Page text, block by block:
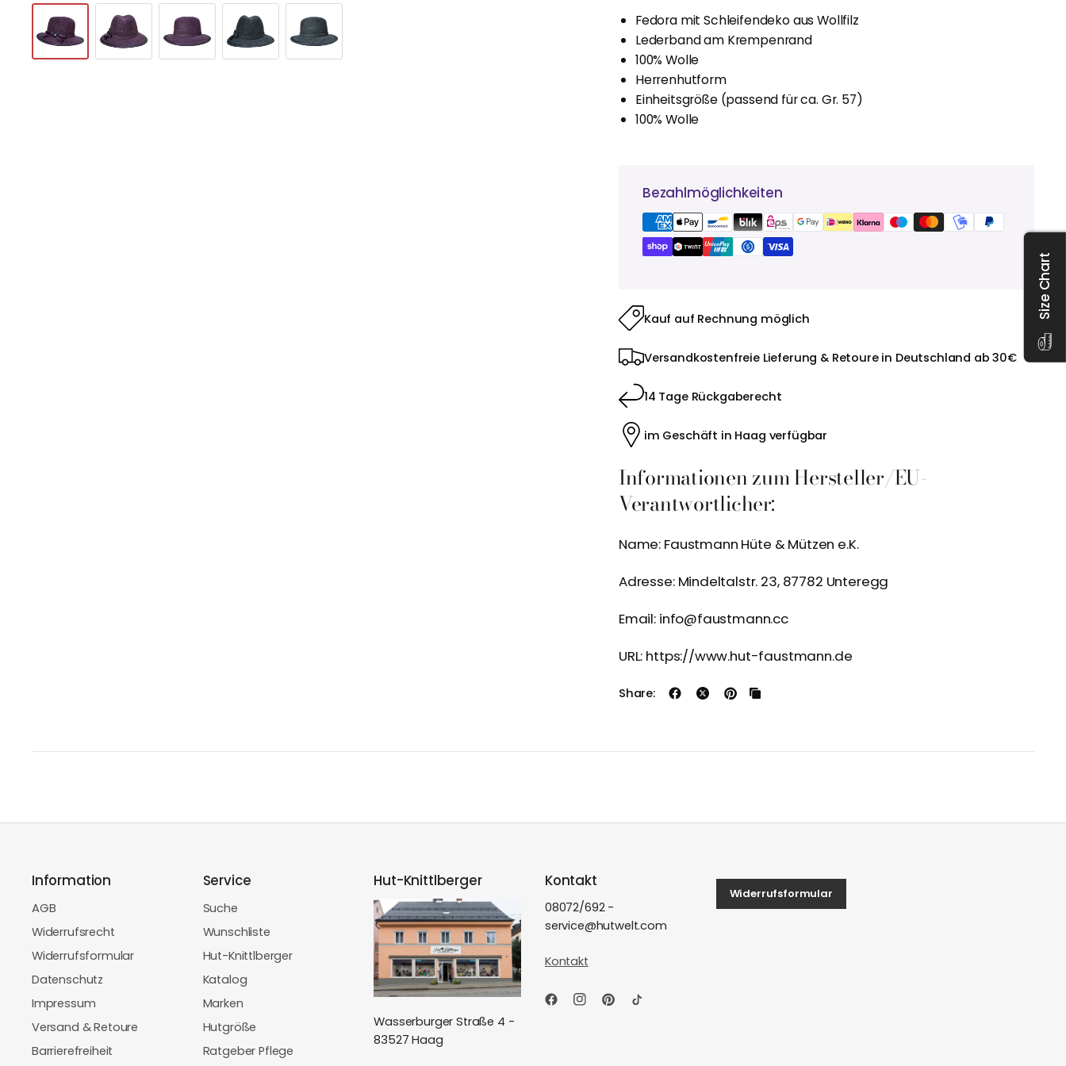
Fedora mit Schleifendeko aus Wollfilz
Lederband am Krempenrand
100% Wolle
Herrenhutform
Einheitsgröße (passend für ca. Gr. 57)
100% Wolle
Bezahlmöglichkeiten
Kauf auf Rechnung möglich
Versandkostenfreie Lieferung & Retoure in Deutschland ab 30€
14 Tage Rückgaberecht
im Geschäft in Haag verfügbar
Informationen zum Hersteller/EU-
Verantwortlicher:
Name: Faustmann Hüte & Mützen e.K.
Adresse: Mindeltalstr. 23, 87782 Unteregg
Email: info@faustmann.cc
URL: https://www.hut-faustmann.de
Share:
Information
AGB
Widerrufsrecht
Widerrufsformular
Datenschutz
Impressum
Versand & Retoure
Barrierefreiheit
Service
Suche
Wunschliste
Hut-Knittlberger
Katalog
Marken
Hutgröße
Ratgeber Pflege
Hut-Knittlberger
Wasserburger Straße 4 -
83527 Haag
Kontakt
08072/692 -
service@hutwelt.com
Kontakt
Widerrufsformular
Size Chart